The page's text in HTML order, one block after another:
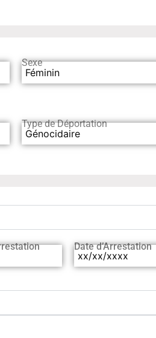
Sexe
Féminin
Type de Déportation
Génocidaire
Date d’Arrestation
xx/xx/xxxx